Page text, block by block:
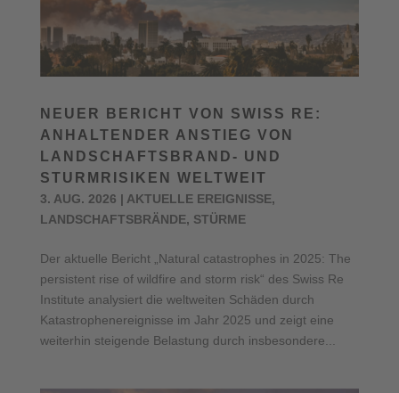
NEUER BERICHT VON SWISS RE:
ANHALTENDER ANSTIEG VON
LANDSCHAFTSBRAND- UND
STURMRISIKEN WELTWEIT
3. AUG. 2026 | AKTUELLE EREIGNISSE,
LANDSCHAFTSBRÄNDE, STÜRME
Der aktuelle Bericht „Natural catastrophes in 2025: The
persistent rise of wildfire and storm risk“ des Swiss Re
Institute analysiert die weltweiten Schäden durch
Katastrophenereignisse im Jahr 2025 und zeigt eine
weiterhin steigende Belastung durch insbesondere...